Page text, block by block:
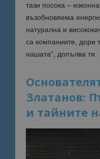
тази посока –
възобновяема
натурална и
са компаниите, дори
нашата“, допълва тя.
Златанов:
и тайните